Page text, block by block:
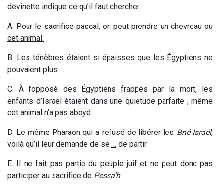
devinette indique ce qu’il faut chercher.
A. Pour le sacrifice pascal, on peut prendre un chevreau ou
cet animal.
B. Les ténèbres étaient si épaisses que les Égyptiens ne
pouvaient plus … .
C. À l’opposé des Égyptiens frappés par la mort, les
enfants d’Israël étaient dans une quiétude parfaite ; même
cet animal n’a pas aboyé.
D. Le même Pharaon qui a refusé de libérer les Bné Israël,
voilà qu’il leur demande de se … de partir.
E. Il ne fait pas partie du peuple juif et ne peut donc pas
participer au sacrifice de Pessa’h.